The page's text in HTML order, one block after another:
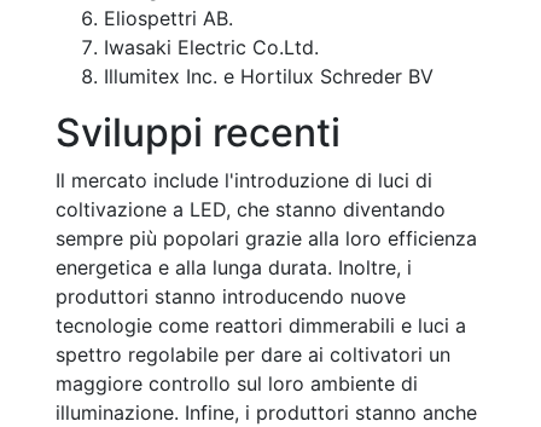
Eliospettri AB.
Iwasaki Electric Co.Ltd.
Illumitex Inc. e Hortilux Schreder BV
Sviluppi recenti
Il mercato include l'introduzione di luci di
coltivazione a LED, che stanno diventando
sempre più popolari grazie alla loro efficienza
energetica e alla lunga durata. Inoltre, i
produttori stanno introducendo nuove
tecnologie come reattori dimmerabili e luci a
spettro regolabile per dare ai coltivatori un
maggiore controllo sul loro ambiente di
illuminazione. Infine, i produttori stanno anche